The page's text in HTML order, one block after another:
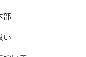
部
い